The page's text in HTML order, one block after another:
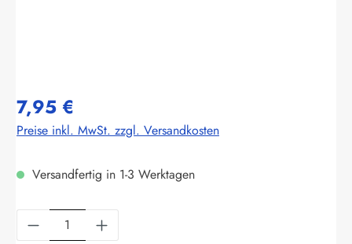
7,95 €
Preise inkl. MwSt. zzgl. Versandkosten
Versandfertig in 1-3 Werktagen
Produkt Anzahl: Gib den gewünschten